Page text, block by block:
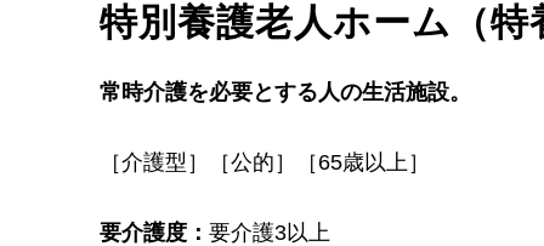
特別養護老人ホーム（特
常時介護を必要とする人の生活施設。
［介護型］［公的］［65歳以上］
要介護度： 要介護3以上